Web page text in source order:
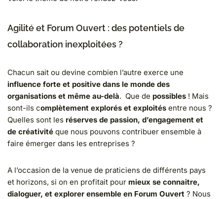
Agilité et Forum Ouvert : des potentiels de
collaboration inexploitées ?
Chacun sait ou devine combien l’autre exerce une
influence forte et positive dans le monde des
organisations et même au-delà. Que de possibles ! Mais
sont-ils complètement explorés et exploités entre nous ?
Quelles sont les réserves de passion, d’engagement et
de créativité que nous pouvons contribuer ensemble à
faire émerger dans les entreprises ?
A l’occasion de la venue de praticiens de différents pays
et horizons, si on en profitait pour mieux se connaitre,
dialoguer, et explorer ensemble en Forum Ouvert ? Nous